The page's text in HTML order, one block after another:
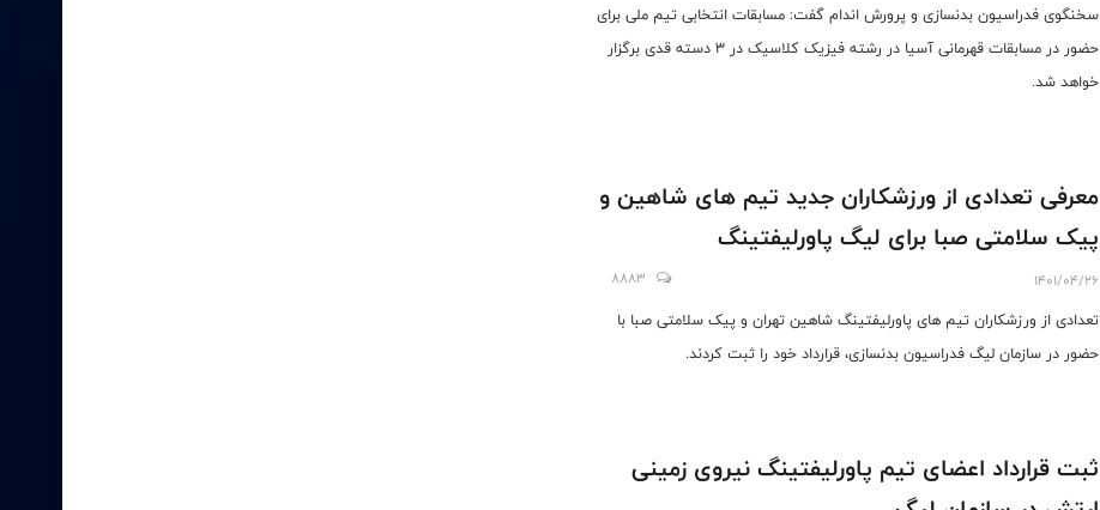
سخنگوی فدراسیون بدنسازی و پرورش اندام گفت: مسابقات انتخابی تیم ملی برای
حضور در مسابقات قهرمانی آسیا در رشته فیزیک کلاسیک در 3 دسته قدی برگزار
خواهد شد.
معرفی تعدادی از ورزشکاران جدید تیم های شاهین و
پیک سلامتی صبا برای لیگ پاورلیفتینگ
1401/04/26
8883
تعدادی از ورزشکاران تیم های پاورلیفتینگ شاهین تهران و پیک سلامتی صبا با
حضور در سازمان لیگ فدراسیون بدنسازی، قرارداد خود را ثبت کردند.
ثبت قرارداد اعضای تیم پاورلیفتینگ نیروی زمینی